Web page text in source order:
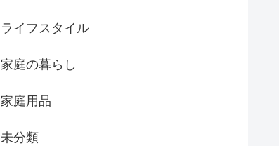
ライフスタイル
家庭の暮らし
家庭用品
未分類